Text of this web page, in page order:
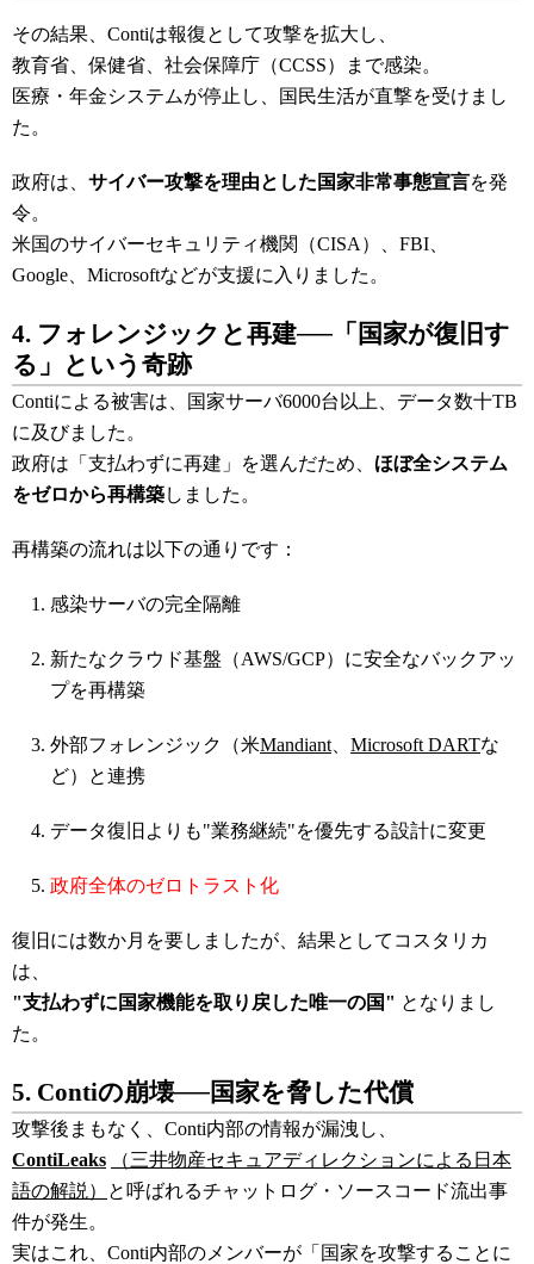
その結果、Contiは報復として攻撃を拡大し、
教育省、保健省、社会保障庁（CCSS）まで感染。
医療・年金システムが停止し、国民生活が直撃を受けまし
た。
政府は、 サイバー攻撃を理由とした国家非常事態宣言を発
令。
米国のサイバーセキュリティ機関（CISA）、FBI、
Google、Microsoftなどが支援に入りました。
4. フォレンジックと再建──「国家が復旧す
る」という奇跡
Contiによる被害は、国家サーバ6000台以上、データ数十TB
に及びました。
政府は「支払わずに再建」を選んだため、 ほぼ全システム
をゼロから再構築しました。
再構築の流れは以下の通りです：
感染サーバの完全隔離
新たなクラウド基盤（AWS/GCP）に安全なバックアッ
プを再構築
外部フォレンジック（米Mandiant Microsoft DARTな
ど）と連携
データ復旧よりも"業務継続"を優先する設計に変更
政府全体のゼロトラスト化
復旧には数か月を要しましたが、結果としてコスタリカ
は、
"支払わずに国家機能を取り戻した唯一の国" となりまし
た。
5. Contiの崩壊──国家を脅した代償
攻撃後まもなく、Conti内部の情報が漏洩し、
ContiLeaks
（三井物産セキュアディレクションによる日本
語の解説）
と呼ばれるチャットログ・ソースコード流出事
件が発生。
実はこれ、Conti内部のメンバーが「国家を攻撃することに